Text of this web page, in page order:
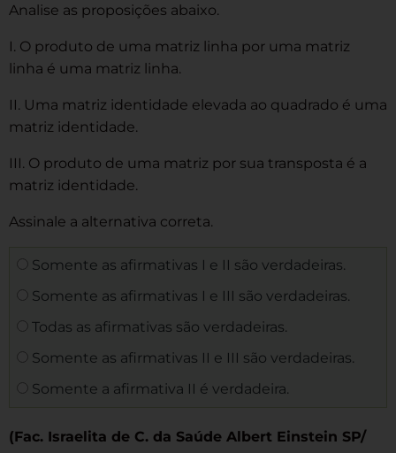
Analise as proposições abaixo.
I. O produto de uma matriz linha por uma matriz
linha é uma matriz linha.
II. Uma matriz identidade elevada ao quadrado é uma
matriz identidade.
III. O produto de uma matriz por sua transposta é a
matriz identidade.
Assinale a alternativa correta.
Somente as afirmativas I e II são verdadeiras.
Somente as afirmativas I e III são verdadeiras.
Todas as afirmativas são verdadeiras.
Somente as afirmativas II e III são verdadeiras.
Somente a afirmativa II é verdadeira.
(Fac. Israelita de C. da Saúde Albert Einstein SP/